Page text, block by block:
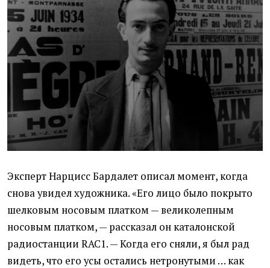
Эксперт Нарцисс Бардалет описал момент, когда
снова увидел художника. «Его лицо было покрыто
шелковым носовым платком — великолепным
носовым платком, — рассказал он каталонской
радиостанции RAC1. — Когда его сняли, я был рад
видеть, что его усы остались нетронутыми … как